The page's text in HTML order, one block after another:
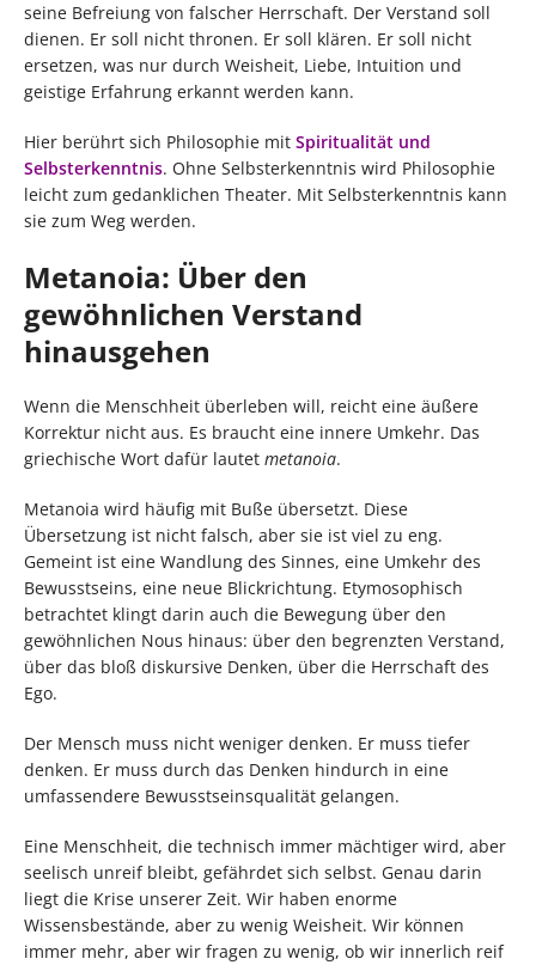
seine Befreiung von falscher Herrschaft. Der Verstand soll
dienen. Er soll nicht thronen. Er soll klären. Er soll nicht
ersetzen, was nur durch Weisheit, Liebe, Intuition und
geistige Erfahrung erkannt werden kann.
Hier berührt sich Philosophie mit Spiritualität und
Selbsterkenntnis. Ohne Selbsterkenntnis wird Philosophie
leicht zum gedanklichen Theater. Mit Selbsterkenntnis kann
sie zum Weg werden.
Metanoia: Über den
gewöhnlichen Verstand
hinausgehen
Wenn die Menschheit überleben will, reicht eine äußere
Korrektur nicht aus. Es braucht eine innere Umkehr. Das
griechische Wort dafür lautet metanoia.
Metanoia wird häufig mit Buße übersetzt. Diese
Übersetzung ist nicht falsch, aber sie ist viel zu eng.
Gemeint ist eine Wandlung des Sinnes, eine Umkehr des
Bewusstseins, eine neue Blickrichtung. Etymosophisch
betrachtet klingt darin auch die Bewegung über den
gewöhnlichen Nous hinaus: über den begrenzten Verstand,
über das bloß diskursive Denken, über die Herrschaft des
Ego.
Der Mensch muss nicht weniger denken. Er muss tiefer
denken. Er muss durch das Denken hindurch in eine
umfassendere Bewusstseinsqualität gelangen.
Eine Menschheit, die technisch immer mächtiger wird, aber
seelisch unreif bleibt, gefährdet sich selbst. Genau darin
liegt die Krise unserer Zeit. Wir haben enorme
Wissensbestände, aber zu wenig Weisheit. Wir können
immer mehr, aber wir fragen zu wenig, ob wir innerlich reif